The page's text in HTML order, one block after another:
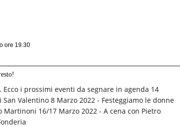
ore 19.30
i prossimi eventi da segnare in agenda 14
Valentino 8 Marzo 2022 - Festeggiamo le donne
Martinoni 16/17 Marzo 2022 - A cena con Pietro